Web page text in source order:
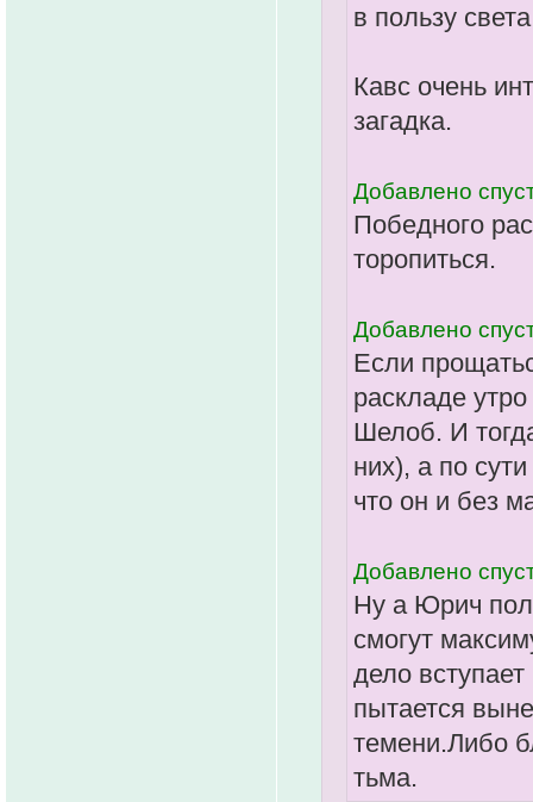
в пользу
Кавс очень
загадка.
Добавлено
Победного
торопиться.
Добавлено
Если
раскладе
Шелоб. И
них), а по
что он и без
Добавлено
Ну а Юрич
смогут
дело
пытается
темени.Либо
тьма.